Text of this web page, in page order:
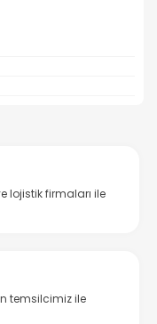
lojistik firmaları ile
temsilcimiz ile